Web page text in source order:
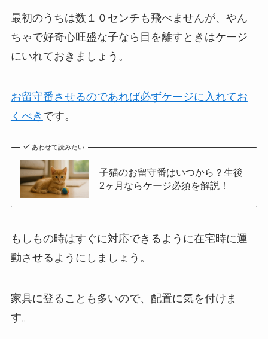
最初のうちは数１０センチも飛べませんが、やん
ちゃで好奇心旺盛な子なら目を離すときはケージ
にいれておきましょう。
お留守番させるのであれば必ずケージに入れてお
くべき です。
あわせて読みたい
子猫のお留守番はいつから？生後
2ヶ月ならケージ必須を解説！
もしもの時はすぐに対応できるように在宅時に運
動させるようにしましょう。
家具に登ることも多いので、配置に気を付けま
す。